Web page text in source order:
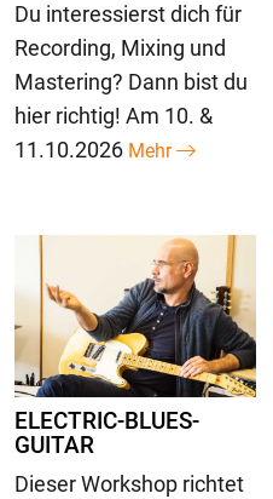
Du interessierst dich für
Recording, Mixing und
Mastering? Dann bist du
hier richtig! Am 10. &
11.10.2026 Mehr
ELECTRIC-BLUES-
GUITAR
Dieser Workshop richtet